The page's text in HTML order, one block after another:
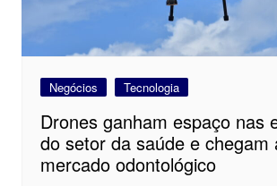
Negócios Tecnologia
Drones ganham espaço nas
do setor da saúde e chegam
mercado odontológico